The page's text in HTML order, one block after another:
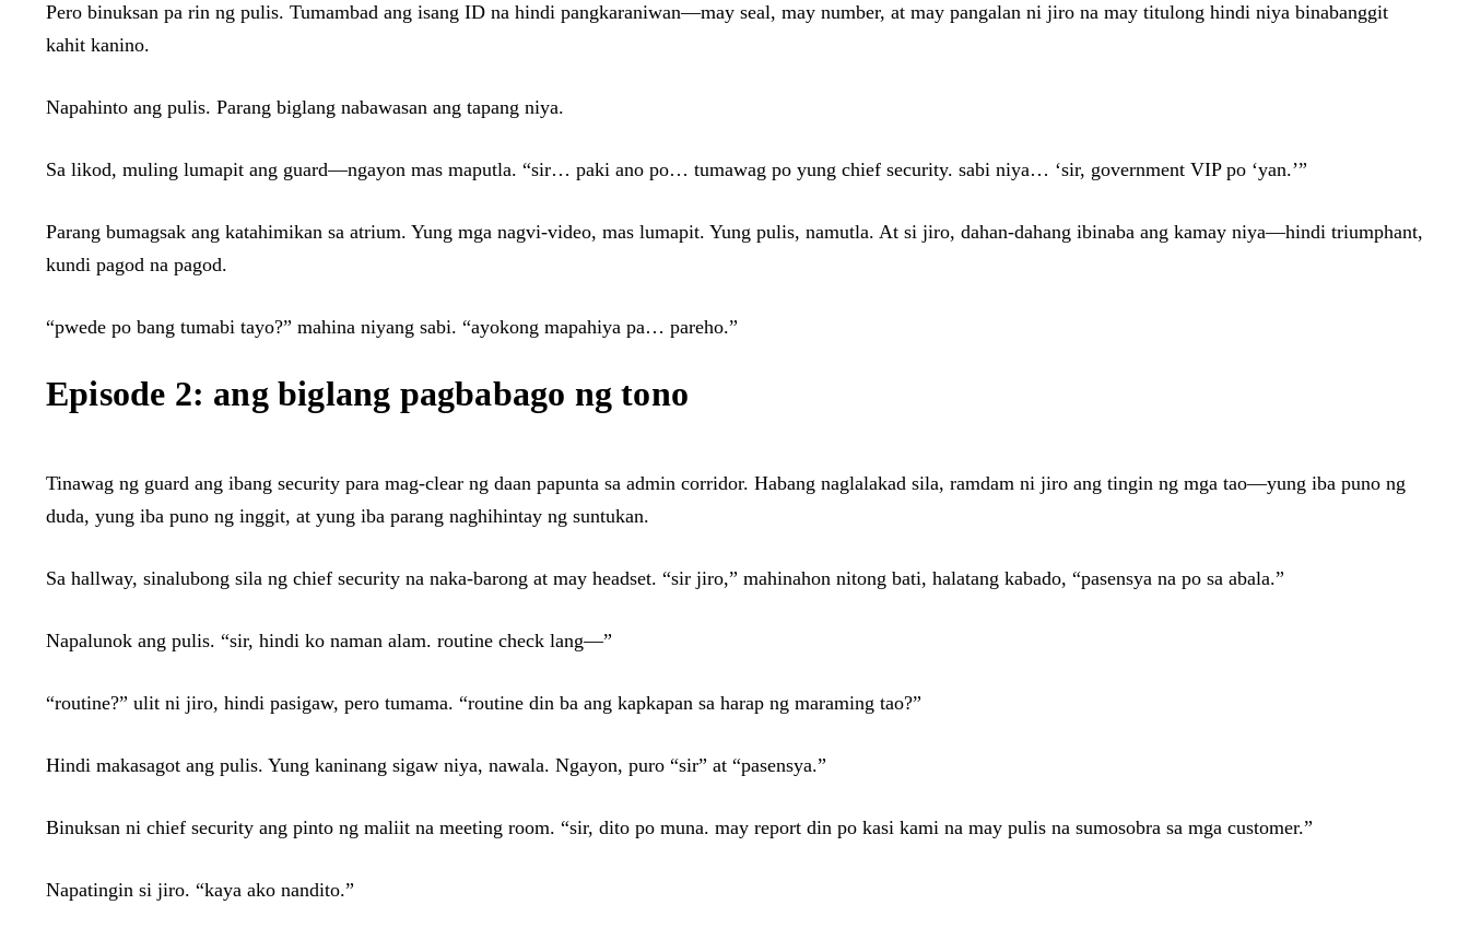
Pero binuksan pa rin ng pulis. Tumambad ang isang ID na hindi pangkaraniwan—may seal, may number, at may pangalan ni jiro na may titulong hindi niya binabanggit
kahit kanino.
Napahinto ang pulis. Parang biglang nabawasan ang tapang niya.
Sa likod, muling lumapit ang guard—ngayon mas maputla. “sir… paki ano po… tumawag po yung chief security. sabi niya… ‘sir, government VIP po ‘yan.’”
Parang bumagsak ang katahimikan sa atrium. Yung mga nagvi-video, mas lumapit. Yung pulis, namutla. At si jiro, dahan-dahang ibinaba ang kamay niya—hindi triumphant,
kundi pagod na pagod.
“pwede po bang tumabi tayo?” mahina niyang sabi. “ayokong mapahiya pa… pareho.”
Episode 2: ang biglang pagbabago ng tono
Tinawag ng guard ang ibang security para mag-clear ng daan papunta sa admin corridor. Habang naglalakad sila, ramdam ni jiro ang tingin ng mga tao—yung iba puno ng
duda, yung iba puno ng inggit, at yung iba parang naghihintay ng suntukan.
Sa hallway, sinalubong sila ng chief security na naka-barong at may headset. “sir jiro,” mahinahon nitong bati, halatang kabado, “pasensya na po sa abala.”
Napalunok ang pulis. “sir, hindi ko naman alam. routine check lang—”
“routine?” ulit ni jiro, hindi pasigaw, pero tumama. “routine din ba ang kapkapan sa harap ng maraming tao?”
Hindi makasagot ang pulis. Yung kaninang sigaw niya, nawala. Ngayon, puro “sir” at “pasensya.”
Binuksan ni chief security ang pinto ng maliit na meeting room. “sir, dito po muna. may report din po kasi kami na may pulis na sumosobra sa mga customer.”
Napatingin si jiro. “kaya ako nandito.”